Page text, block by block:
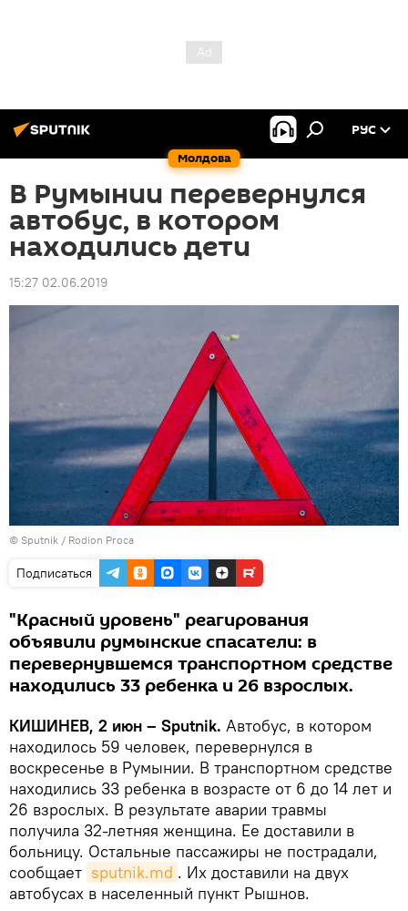
Молдова
РУС
В Румынии перевернулся
автобус, в котором
находились дети
15:27 02.06.2019
© Sputnik / Rodion Proca
Подписаться
"Красный уровень" реагирования
объявили румынские спасатели: в
перевернувшемся транспортном средстве
находились 33 ребенка и 26 взрослых.
КИШИНЕВ, 2 июн – Sputnik. Автобус, в котором
находилось 59 человек, перевернулся в
воскресенье в Румынии. В транспортном средстве
находились 33 ребенка в возрасте от 6 до 14 лет и
26 взрослых. В результате аварии травмы
получила 32-летняя женщина. Ее доставили в
больницу. Остальные пассажиры не пострадали,
сообщает sputnik.md . Их доставили на двух
автобусах в населенный пункт Рышнов.